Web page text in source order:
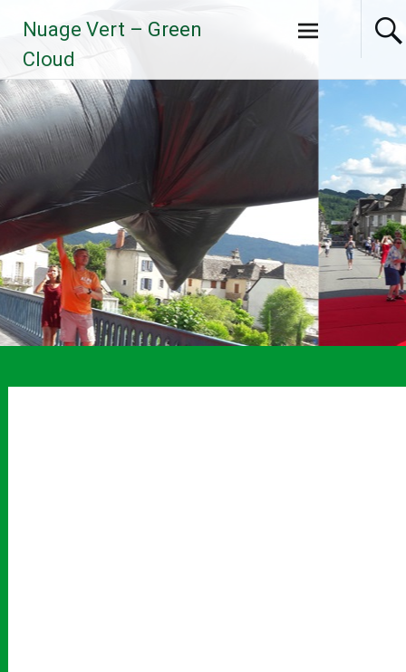
contenu
principal
Nuage Vert – Green
Cloud